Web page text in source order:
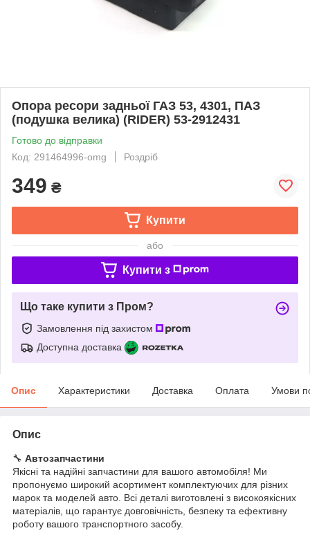
Опора ресори задньої ГАЗ 53, 4301, ПАЗ
(подушка велика) (RIDER) 53-2912431
Готово до відправки
Код: 291464996-omg
Роздріб
349 ₴
Купити
або
Купити з
Що таке купити з Пром?
Замовлення під захистом
Доступна доставка
Опис Характеристики Доставка Оплата Умови
Опис
🔧 Автозапчастини
Якісні та надійні запчастини для вашого автомобіля! Ми
пропонуємо широкий асортимент комплектуючих для різних
марок та моделей авто. Всі деталі виготовлені з високоякісних
матеріалів, що гарантує довговічність, безпеку та ефективну
роботу вашого транспортного засобу.